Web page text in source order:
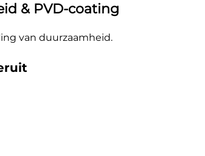
& PVD-coating
van duurzaamheid.